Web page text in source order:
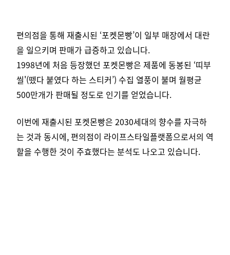
편의점을 통해 재출시된 ‘포켓몬빵’이 일부 매장에서 대란
을 일으키며 판매가 급증하고 있습니다.
1998년에 처음 등장했던 포켓몬빵은 제품에 동봉된 ‘띠부
씰'(뗐다 붙였다 하는 스티커’) 수집 열풍이 불며 월평균
500만개가 판매될 정도로 인기를 얻었습니다.
이번에 재출시된 포켓몬빵은 2030세대의 향수를 자극하
는 것과 동시에, 편의점이 라이프스타일플랫폼으로서의 역
할을 수행한 것이 주효했다는 분석도 나오고 있습니다.